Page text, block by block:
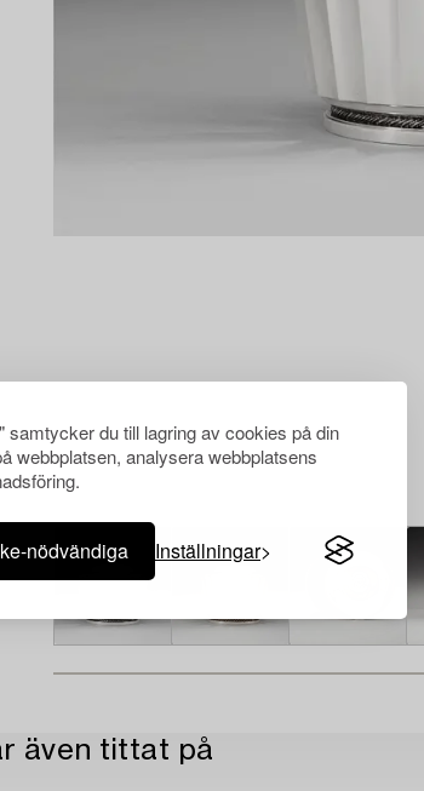
du till lagring av cookies på din
webbplatsen, analysera webbplatsens
nödvändiga Inställningar
även tittat på